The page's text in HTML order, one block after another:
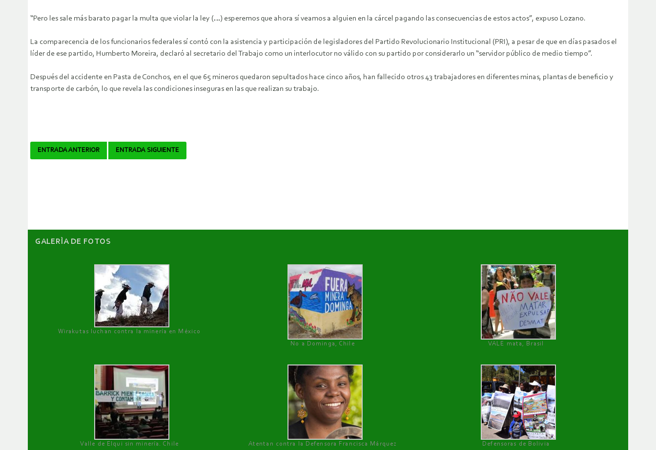
“Pero les sale más barato pagar la multa que violar la ley (…) esperemos que ahora sí veamos a alguien en la cárcel pagando las consecuencias de estos actos”, expuso Lozano.
La comparecencia de los funcionarios federales sí contó con la asistencia y participación de legisladores del Partido Revolucionario Institucional (PRI), a pesar de que en días pasados el
líder de ese partido, Humberto Moreira, declaró al secretario del Trabajo como un interlocutor no válido con su partido por considerarlo un “servidor público de medio tiempo”.
Después del accidente en Pasta de Conchos, en el que 65 mineros quedaron sepultados hace cinco años, han fallecido otros 43 trabajadores en diferentes minas, plantas de beneficio y
transporte de carbón, lo que revela las condiciones inseguras en las que realizan su trabajo.
Navegador
ENTRADA ANTERIOR ENTRADA SIGUIENTE
GALERÌA DE FOTOS
Wirakutas luchan contra la minería en México
No a Dominga, Chile
VALE mata, Brasil
Valle de Elqui sin minería. Chile Atentan contra la Defensora Francisca Márquez Defensoras de Bolivia